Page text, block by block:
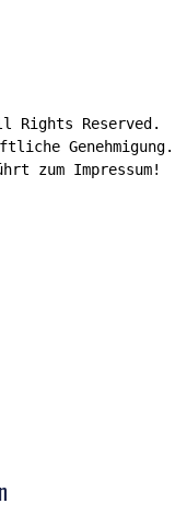
Rights Reserved.
Genehmigung.
zum Impressum!